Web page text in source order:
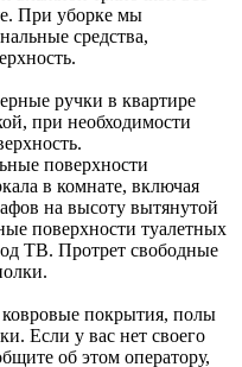
При уборке мы
средства,
ручки в квартире
при необходимости
поверхности
в комнате, включая
на высоту вытянутой
поверхности туалетных
ТВ. Протрет свободные
покрытия, полы
Если у вас нет своего
об этом оператору,